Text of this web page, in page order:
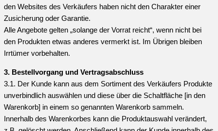
den Websites des Verkäufers haben nicht den Charakter einer
Zusicherung oder Garantie.
Alle Angebote gelten „solange der Vorrat reicht“, wenn nicht bei
den Produkten etwas anderes vermerkt ist. Im Übrigen bleiben
Irrtümer vorbehalten.
3. Bestellvorgang und Vertragsabschluss
3.1. Der Kunde kann aus dem Sortiment des Verkäufers Produkte
unverbindlich auswählen und diese über die Schaltfläche [in den
Warenkorb] in einem so genannten Warenkorb sammeln.
Innerhalb des Warenkorbes kann die Produktauswahl verändert,